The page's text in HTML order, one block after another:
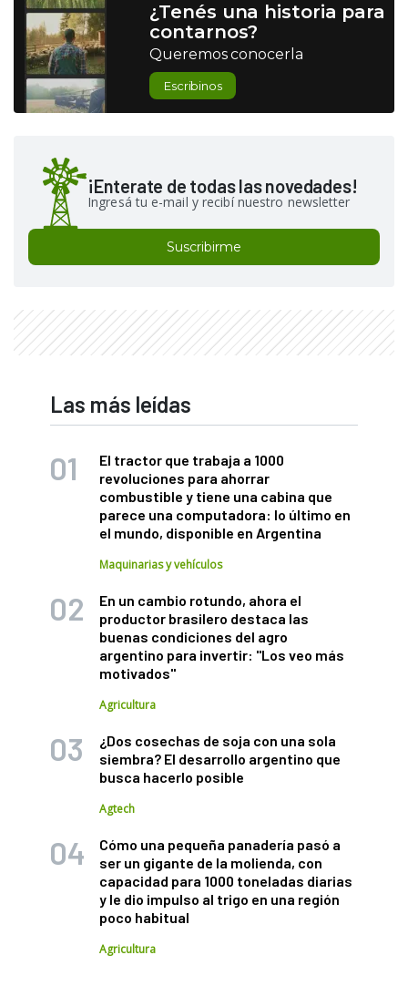
¿Tenés una historia para
contarnos?
Queremos conocerla
Escribinos
¡Enterate de todas las novedades!
Ingresá tu e-mail y recibí nuestro newsletter
Suscribirme
Las más leídas
El tractor que trabaja a 1000
revoluciones para ahorrar
combustible y tiene una cabina que
parece una computadora: lo último en
el mundo, disponible en Argentina
Maquinarias y vehículos
En un cambio rotundo, ahora el
productor brasilero destaca las
buenas condiciones del agro
argentino para invertir: "Los veo más
motivados"
Agricultura
¿Dos cosechas de soja con una sola
siembra? El desarrollo argentino que
busca hacerlo posible
Agtech
Cómo una pequeña panadería pasó a
ser un gigante de la molienda, con
capacidad para 1000 toneladas diarias
y le dio impulso al trigo en una región
poco habitual
Agricultura